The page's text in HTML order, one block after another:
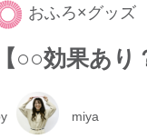
おふろ×グッズ
【○○効果あ
miya